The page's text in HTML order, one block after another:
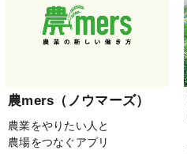
農mers（ノウマーズ）
農業をやりたい人と
農場をつなぐアプリ